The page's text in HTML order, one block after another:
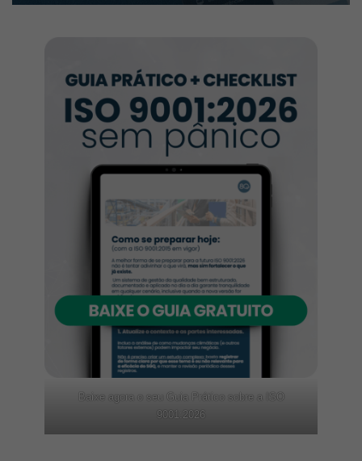
Baixe agora o seu Guia Prático sobre a ISO
9001:2026